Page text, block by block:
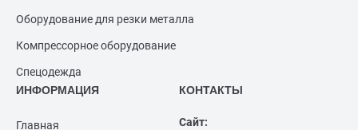
Оборудование для резки металла
Компрессорное оборудование
Спецодежда
ИНФОРМАЦИЯ
Главная
КОНТАКТЫ
Сайт: